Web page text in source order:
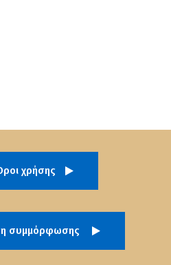
χρήσης
συμμόρφωσης